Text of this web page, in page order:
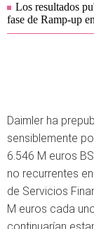
Los resultados
fase de Ramp-up
Daimler ha
sensiblemente
6.546 M euros
no recurrentes en
de Servicios
M euros cada